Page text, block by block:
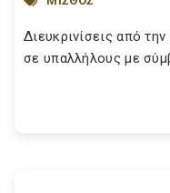
Διευκρινίσεις από
σε υπαλλήλους με